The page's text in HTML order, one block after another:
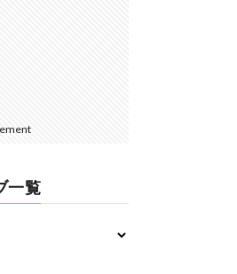
一覧